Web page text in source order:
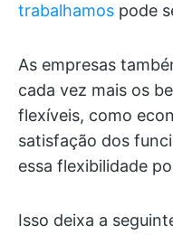
trabalhamos pode
As empresas
cada vez mais os
flexíveis, como
satisfação dos
essa flexibilidade
Isso deixa a